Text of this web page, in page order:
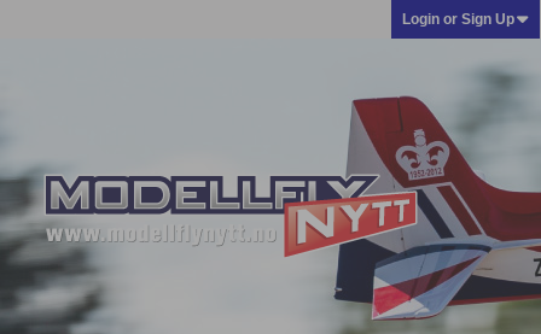
Login or Sign Up